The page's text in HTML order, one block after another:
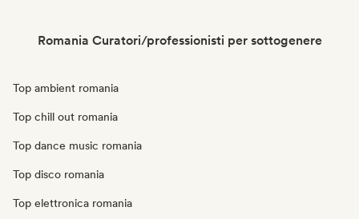
Romania Curatori/professionisti per sottogenere
Top ambient romania
Top chill out romania
Top dance music romania
Top disco romania
Top elettronica romania